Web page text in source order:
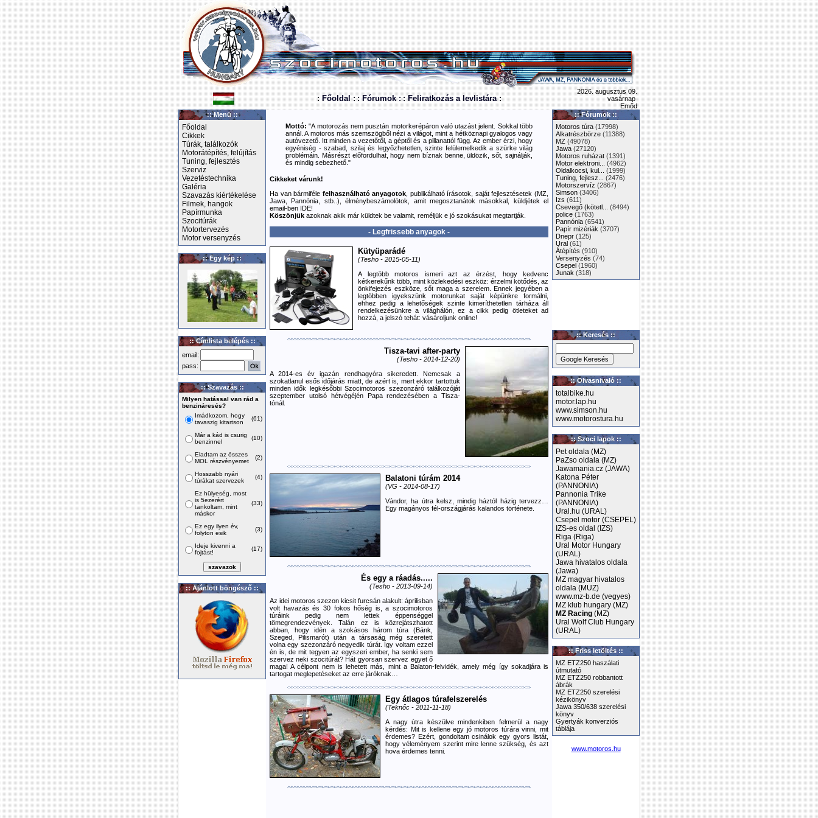
: Főoldal : : Fórumok : : Feliratkozás a levlistára :
2026. augusztus 09.
vasárnap
Emőd
:: Menü ::
Főoldal
Cikkek
Túrák, találkozók
Motorátépítés, felújítás
Tuning, fejlesztés
Szerviz
Vezetéstechnika
Galéria
Szavazás kiértékelése
Filmek, hangok
Papírmunka
Szocitúrák
Motortervezés
Motor versenyzés
:: Egy kép ::
:: Címlista belépés ::
email:
pass:
:: Szavazás ::
Milyen hatással van rád a
benzináresés?
Imádkozom, hogy
tavaszig kitartson
(61)
Már a kád is csurig
benzinnel
(10)
Eladtam az összes
MOL részvényemet
(2)
Hosszabb nyári
túrákat szervezek
(4)
Ez hülyeség, most
is 5ezerért
tankoltam, mint
máskor
(33)
Ez egy ilyen év,
folyton esik
(3)
Ideje kivenni a
fojtást!
(17)
:: Ajánlott böngésző ::
Mottó: "A motorozás nem pusztán motorkerépáron való utazást jelent. Sokkal több
annál. A motoros más szemszögből nézi a világot, mint a hétköznapi gyalogos vagy
autóvezető. Itt minden a vezetőtől, a géptől és a pillanattól függ. Az ember érzi, hogy
egyéniség - szabad, szilaj és legyőzhetetlen, szinte felülemelkedik a szürke világ
problémáin. Másrészt előfordulhat, hogy nem bíznak benne, üldözik, sőt, sajnálják,
és mindig sebezhető."
Cikkeket várunk!
Ha van bármiféle felhasználható anyagotok , publikálható írásotok, saját fejlesztésetek (MZ,
Jawa, Pannónia, stb..), élménybeszámolótok, amit megosztanátok másokkal, küldjétek el
email-ben IDE!
Köszönjük azoknak akik már küldtek be valamit, reméljük e jó szokásukat megtartják.
- Legfrissebb anyagok -
Kütyüparádé
(Tesho - 2015-05-11)
A legtöbb motoros ismeri azt az érzést, hogy kedvenc
kétkerekűnk több, mint közlekedési eszköz: érzelmi kötődés, az
önkifejezés eszköze, sőt maga a szerelem. Ennek jegyében a
legtöbben igyekszünk motorunkat saját képünkre formálni,
ehhez pedig a lehetőségek szinte kimeríthetetlen tárháza áll
rendelkezésünkre a világhálón, ez a cikk pedig ötleteket ad
hozzá, a jelszó tehát: vásároljunk online!
Tisza-tavi after-party
(Tesho - 2014-12-20)
A 2014-es év igazán rendhagyóra sikeredett. Nemcsak a
szokatlanul esős időjárás miatt, de azért is, mert ekkor tartottuk
minden idők legkésőbbi Szocimotoros szezonzáró találkozóját
szeptember utolsó hétvégéjén Papa rendezésében a Tisza-
tónál.
Balatoni túrám 2014
(VG - 2014-08-17)
Vándor, ha útra kelsz, mindig háztól házig tervezz…
Egy magányos fél-országjárás kalandos története.
És egy a ráadás.....
(Tesho - 2013-09-14)
Az idei motoros szezon kicsit furcsán alakult: áprilisban
volt havazás és 30 fokos hőség is, a szocimotoros
túráink pedig nem lettek éppenséggel
tömegrendezvények. Talán ez is közrejátszhatott
abban, hogy idén a szokásos három túra (Bánk,
Szeged, Pilismarót) után a társaság még szeretett
volna egy szezonzáró negyedik túrát. Így voltam ezzel
én is, de mit tegyen az egyszeri ember, ha senki sem
szervez neki szocitúrát? Hát gyorsan szervez egyet ő
maga! A célpont nem is lehetett más, mint a Balaton-felvidék, amely még így sokadjára is
tartogat meglepetéseket az erre járóknak…
Egy átlagos túrafelszerelés
(Teknőc - 2011-11-18)
A nagy útra készülve mindenkiben felmerül a nagy
kérdés: Mit is kellene egy jó motoros túrára vinni, mit
érdemes? Ezért, gondoltam csinálok egy gyors listát,
hogy véleményem szerint mire lenne szükség, és azt
hova érdemes tenni.
:: Fórumok ::
Motoros túra (17998)
Alkatrészbörze (11388)
MZ (49078)
Jawa (27120)
Motoros ruházat (1391)
Motor elektroni...
(4962)
Oldalkocsi, kul...
(1999)
Tuning, fejlesz...
(2476)
Motorszervíz (2867)
Simson (3406)
Izs (611)
Csevegő (kötetl...
(8494)
police (1763)
Pannónia (6541)
Papír mizériák (3707)
Dnepr (125)
Ural (61)
Átépítés (910)
Versenyzés (74)
Csepel (1960)
Junak (318)
:: Keresés ::
:: Olvasnivaló ::
totalbike.hu
motor.lap.hu
www.simson.hu
www.motorostura.hu
:: Szoci lapok ::
Pet oldala (MZ)
PaZso oldala (MZ)
Jawamania.cz (JAWA)
Katona Péter
(PANNONIA)
Pannonia Trike
(PANNONIA)
Ural.hu (URAL)
Csepel motor (CSEPEL)
IZS-es oldal (IZS)
Riga (Riga)
Ural Motor Hungary
(URAL)
Jawa hivatalos oldala
(Jawa)
MZ magyar hivatalos
oldala (MUZ)
www.mz-b.de (vegyes)
MZ klub hungary (MZ)
MZ Racing (MZ)
Ural Wolf Club Hungary
(URAL)
:: Friss letöltés ::
MZ ETZ250 haszálati
útmutató
MZ ETZ250 robbantott
ábrák
MZ ETZ250 szerelési
kézikönyv
Jawa 350/638 szerelési
könyv
Gyertyák konverziós
táblája
www.motoros.hu